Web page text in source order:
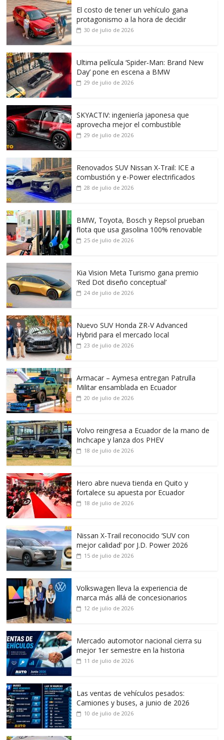
El costo de tener un vehículo gana
protagonismo a la hora de decidir
30 de julio de 2026
Ultima película ‘Spider‑Man: Brand New
Day’ pone en escena a BMW
29 de julio de 2026
SKYACTIV: ingeniería japonesa que
aprovecha mejor el combustible
29 de julio de 2026
Renovados SUV Nissan X-Trail: ICE a
combustión y e-Power electrificados
28 de julio de 2026
BMW, Toyota, Bosch y Repsol prueban
flota que usa gasolina 100% renovable
25 de julio de 2026
Kia Vision Meta Turismo gana premio
‘Red Dot diseño conceptual’
24 de julio de 2026
Nuevo SUV Honda ZR-V Advanced
Hybrid para el mercado local
23 de julio de 2026
Armacar – Aymesa entregan Patrulla
Militar ensamblada en Ecuador
20 de julio de 2026
Volvo reingresa a Ecuador de la mano de
Inchcape y lanza dos PHEV
18 de julio de 2026
Hero abre nueva tienda en Quito y
fortalece su apuesta por Ecuador
18 de julio de 2026
Nissan X-Trail reconocido ‘SUV con
mejor calidad’ por J.D. Power 2026
15 de julio de 2026
Volkswagen lleva la experiencia de
marca más allá de concesionarios
12 de julio de 2026
Mercado automotor nacional cierra su
mejor 1er semestre en la historia
11 de julio de 2026
Las ventas de vehículos pesados:
Camiones y buses, a junio de 2026
10 de julio de 2026